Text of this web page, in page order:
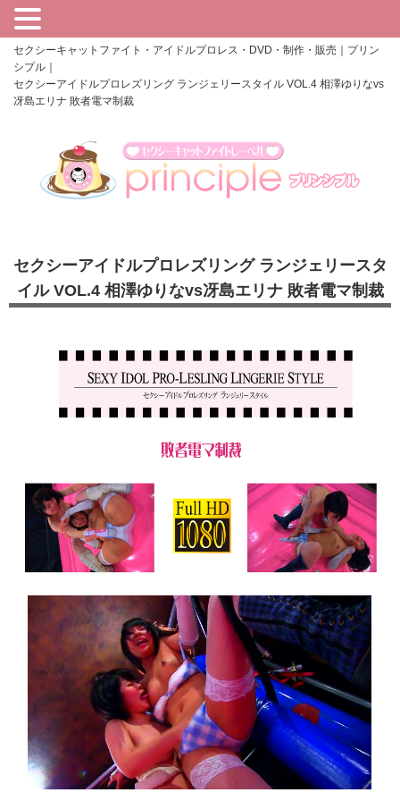
セクシーキャットファイト・アイドルプロレス・DVD・制作・販売｜プリン
シプル｜
セクシーアイドルプロレズリング ランジェリースタイル VOL.4 相澤ゆりなvs
冴島エリナ 敗者電マ制裁
セクシーアイドルプロレズリング ランジェリースタ
イル VOL.4 相澤ゆりなvs冴島エリナ 敗者電マ制裁